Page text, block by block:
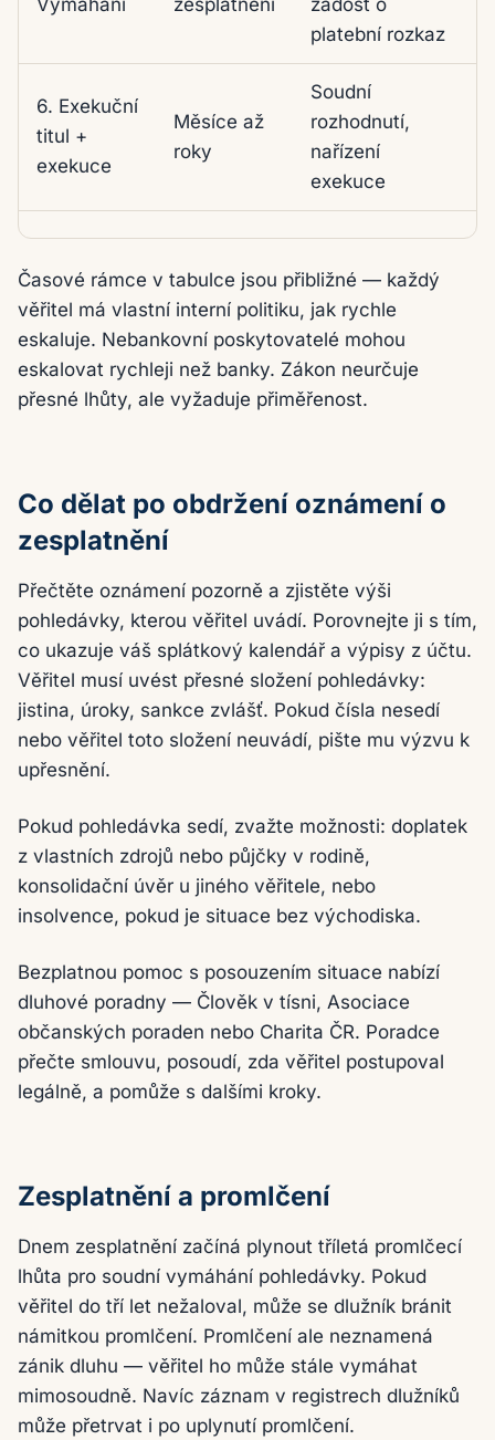
Vymáhání zesplatnění
žádost o
platební rozkaz
6. Exekuční
titul +
exekuce
Měsíce až
roky
Soudní
rozhodnutí,
nařízení
exekuce
Časové rámce v tabulce jsou přibližné — každý
věřitel má vlastní interní politiku, jak rychle
eskaluje. Nebankovní poskytovatelé mohou
eskalovat rychleji než banky. Zákon neurčuje
přesné lhůty, ale vyžaduje přiměřenost.
Co dělat po obdržení oznámení o
zesplatnění
Přečtěte oznámení pozorně a zjistěte výši
pohledávky, kterou věřitel uvádí. Porovnejte ji s tím,
co ukazuje váš splátkový kalendář a výpisy z účtu.
Věřitel musí uvést přesné složení pohledávky:
jistina, úroky, sankce zvlášť. Pokud čísla nesedí
nebo věřitel toto složení neuvádí, pište mu výzvu k
upřesnění.
Pokud pohledávka sedí, zvažte možnosti: doplatek
z vlastních zdrojů nebo půjčky v rodině,
konsolidační úvěr u jiného věřitele, nebo
insolvence, pokud je situace bez východiska.
Bezplatnou pomoc s posouzením situace nabízí
dluhové poradny — Člověk v tísni, Asociace
občanských poraden nebo Charita ČR. Poradce
přečte smlouvu, posoudí, zda věřitel postupoval
legálně, a pomůže s dalšími kroky.
Zesplatnění a promlčení
Dnem zesplatnění začíná plynout tříletá promlčecí
lhůta pro soudní vymáhání pohledávky. Pokud
věřitel do tří let nežaloval, může se dlužník bránit
námitkou promlčení. Promlčení ale neznamená
zánik dluhu — věřitel ho může stále vymáhat
mimosoudně. Navíc záznam v registrech dlužníků
může přetrvat i po uplynutí promlčení.